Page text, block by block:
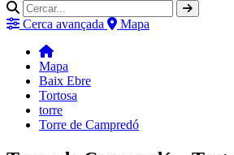
Cerca avançada Mapa
Mapa
Baix Ebre
Tortosa
torre
Torre de Campredó